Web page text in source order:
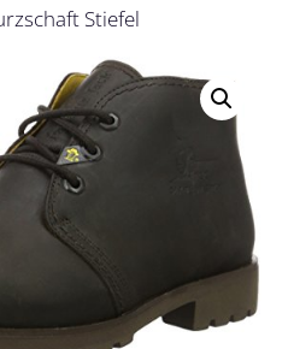
Stiefel